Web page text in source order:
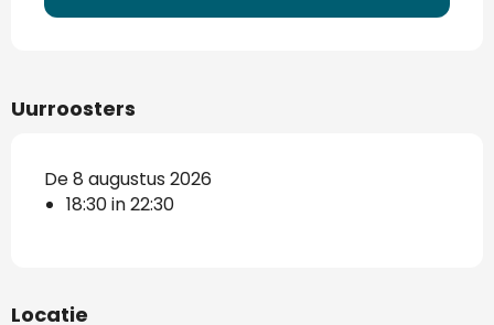
Uurroosters
De 8 augustus 2026
18:30 in 22:30
Locatie